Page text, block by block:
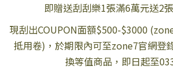
即贈送刮刮樂1張滿6萬元送2
現刮出COUPON面額$500-$3000
抵用卷)，於期限內可至zone7官網登
換等值商品，即日起至